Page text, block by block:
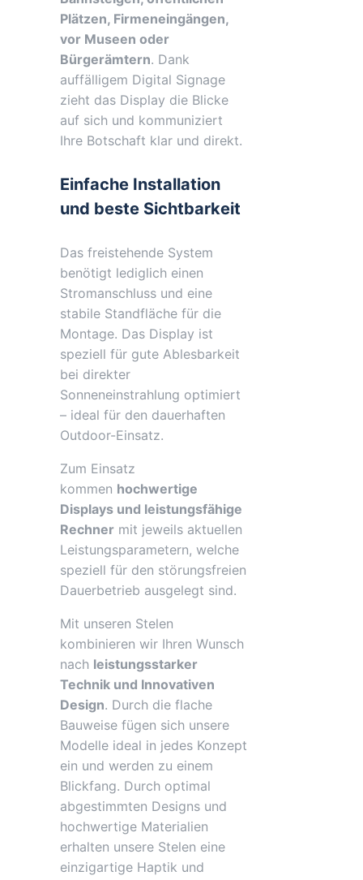
Plätzen, Firmeneingängen,
vor Museen oder
Bürgerämtern. Dank
auffälligem Digital Signage
zieht das Display die Blicke
auf sich und kommuniziert
Ihre Botschaft klar und direkt.
Einfache Installation
und beste Sichtbarkeit
Das freistehende System
benötigt lediglich einen
Stromanschluss und eine
stabile Standfläche für die
Montage. Das Display ist
speziell für gute Ablesbarkeit
bei direkter
Sonneneinstrahlung optimiert
– ideal für den dauerhaften
Outdoor-Einsatz.
Zum Einsatz
kommen hochwertige
Displays und leistungsfähige
Rechner mit jeweils aktuellen
Leistungsparametern, welche
speziell für den störungsfreien
Dauerbetrieb ausgelegt sind.
Mit unseren Stelen
kombinieren wir Ihren Wunsch
nach leistungsstarker
Technik und Innovativen
Design. Durch die flache
Bauweise fügen sich unsere
Modelle ideal in jedes Konzept
ein und werden zu einem
Blickfang. Durch optimal
abgestimmten Designs und
hochwertige Materialien
erhalten unsere Stelen eine
einzigartige Haptik und